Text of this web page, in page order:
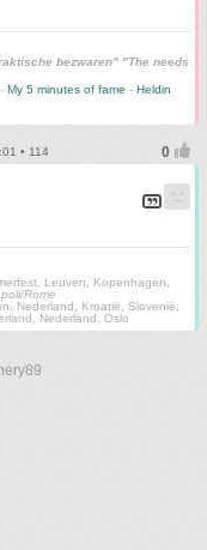
bezwaren" "The needs
- My 5 minutes of fame - Heldin
• 114
Leuven, Kopenhagen,
Rome
Nederland, Kroatië, Slovenië,
Nederland, Oslo